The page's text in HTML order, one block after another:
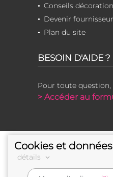
Conseils
Devenir fournisseur
Plan du site
BESOIN D'AIDE ?
Pour toute
> Accéder au
Cookies et
détails